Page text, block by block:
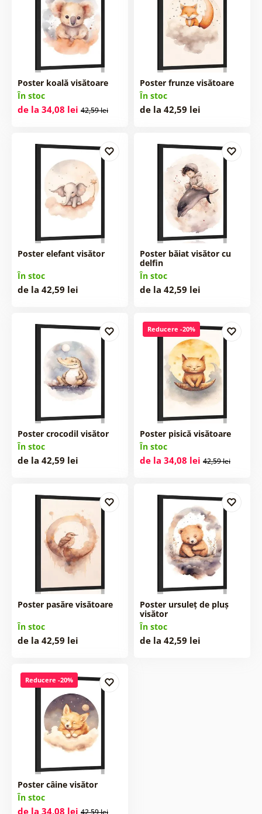
Poster koală visătoare
În stoc
de la 34,08 lei 42,59 lei
Poster frunze visătoare
În stoc
de la 42,59 lei
Poster elefant visător
În stoc
de la 42,59 lei
Poster băiat visător cu
delfin
În stoc
de la 42,59 lei
Poster crocodil visător
În stoc
de la 42,59 lei
Reducere -20%
Poster pisică visătoare
În stoc
de la 34,08 lei 42,59 lei
Poster pasăre visătoare
În stoc
de la 42,59 lei
Poster ursuleț de pluș
visător
În stoc
de la 42,59 lei
Reducere -20%
Poster câine visător
În stoc
de la 34,08 lei 42,59 lei